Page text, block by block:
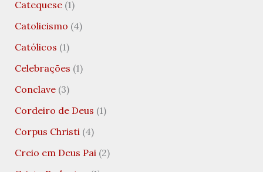
Catequese(1)
Catolicismo (4)
Católicos (1)
Celebrações (1)
Conclave(3)
Cordeiro de Deus (1)
Corpus Christi(4)
Creio em Deus Pai(2)